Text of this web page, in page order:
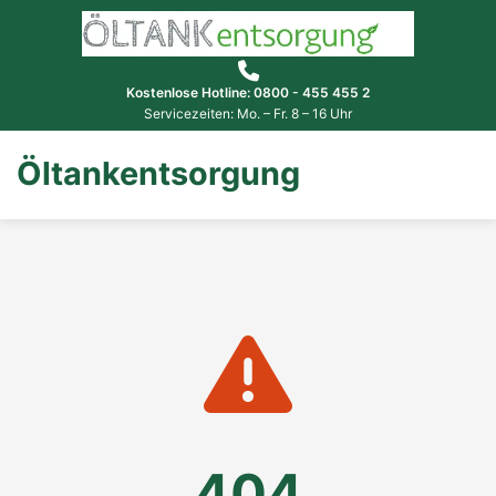
Kostenlose Hotline: 0800 - 455 455 2
Servicezeiten: Mo. – Fr. 8 – 16 Uhr
Öltankentsorgung